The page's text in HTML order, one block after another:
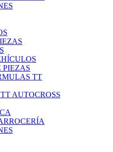
PIEZAS
TT
AUTOCROSS